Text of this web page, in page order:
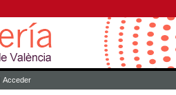
Acceder